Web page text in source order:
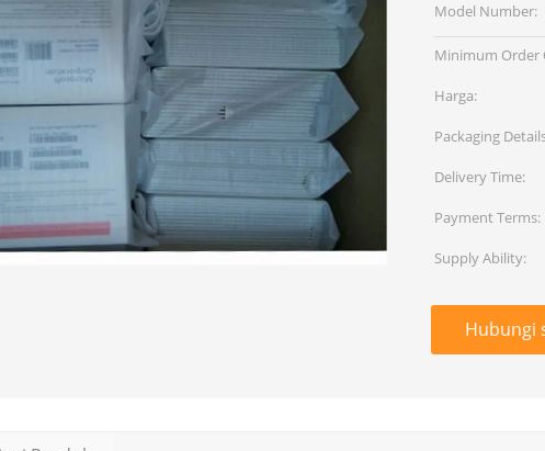
Model Number:
Minimum Order
Harga:
Packaging
Delivery Time:
Payment Terms:
Supply Ability:
Hubungi